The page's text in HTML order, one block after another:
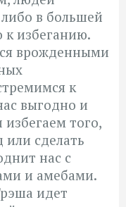
в большей
к избеганию.
врожденными
к
выгодно и
избегаем того,
или сделать
нас с
и амебами.
идет